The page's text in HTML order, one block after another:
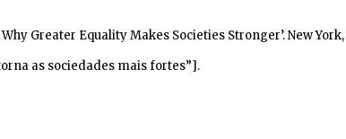
Greater Equality Makes Societies Stronger’. New York,
as sociedades mais fortes”].